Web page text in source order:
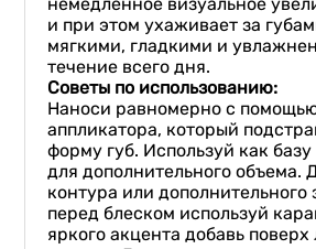
и при этом ухаживает за
мягкими, гладкими и
течение всего дня.
Советы по использованию:
Наноси равномерно с
аппликатора, который
форму губ. Используй как
для дополнительного объема.
контура или дополнительного
перед блеском используй
яркого акцента добавь